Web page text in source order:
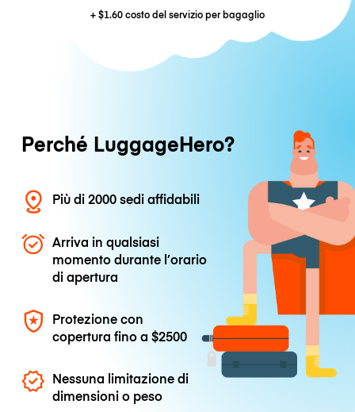
+$1.60costo del servizio per bagaglio
Perché LuggageHero?
Più di 2000 sedi affidabili
Arriva in qualsiasi
momento durante l’orario
di apertura
Protezione con
copertura fino a$2500
Nessuna limitazione di
dimensioni o peso